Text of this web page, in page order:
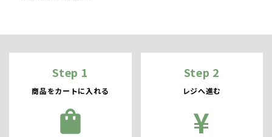
Step 1
商品をカートに入れる
shopping_bag
Step 2
レジへ進む
¥